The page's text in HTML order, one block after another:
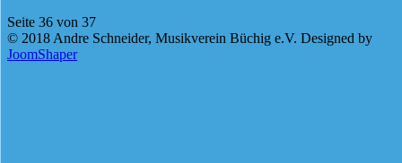
Seite 36 von 37
© 2018 Andre Schneider, Musikverein Büchig e.V. Designed by
JoomShaper